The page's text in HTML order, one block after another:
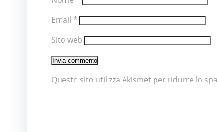
Email *
Sito web
Questo sito utilizza Akismet per ridurre lo